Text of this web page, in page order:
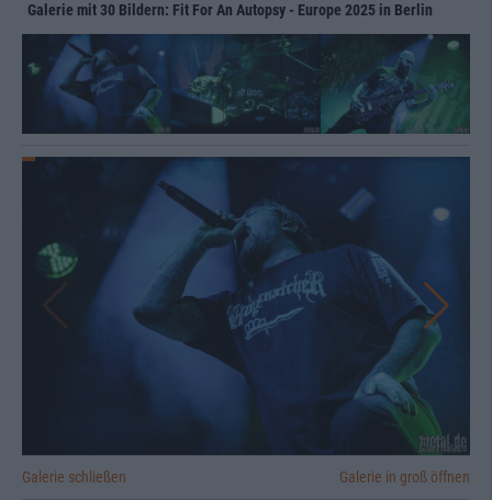
Galerie mit 30 Bildern: Fit For An Autopsy - Europe 2025 in Berlin
Galerie schließen Galerie in groß öffnen